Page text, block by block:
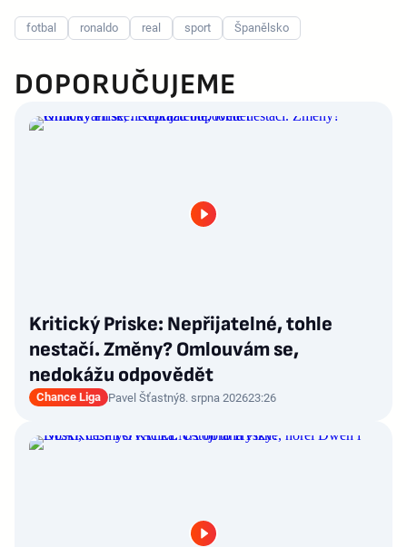
fotbal ronaldo real sport Španělsko
DOPORUČUJEME
Kritický Priske: Nepřijatelné, tohle
nestačí. Změny? Omlouvám se,
nedokážu odpovědět
Chance Liga Pavel Šťastný8. srpna 202623:26